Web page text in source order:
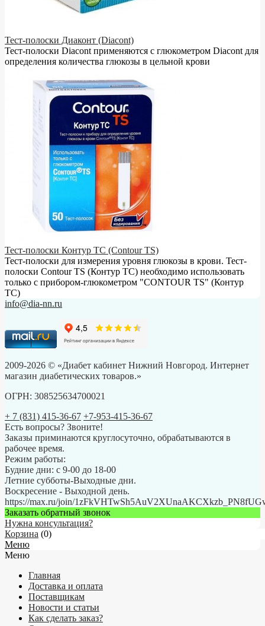
Тест-полоски Диаконт (Diacont)
Тест-полоски Diacont применяются с глюкометром Diacont для
определения количества глюкозы в цельной крови
Тест-полоски Контур ТС (Contour TS)
Тест-полоски для измерения уровня глюкозы в крови. Тест-
полоски Contour TS (Контур ТС) необходимо использовать
только с прибором-глюкометром "CONTOUR TS" (Контур
ТС)
info@dia-nn.ru
2009-2026 © «Диабет кабинет Нижний Новгород. Интернет
магазин диабетических товаров.»
ОГРН: 308525634700021
+ 7 (831) 415-36-67 +7-953-415-36-67
Есть вопросы? Звоните!
Заказы приминаются круглосуточно, обрабатываются в
рабочее время.
Режим работы:
Будние дни: с 9-00 до 18-00
Летние субботы-Выходные дни.
Воскресение - Выходной день.
https://max.ru/join/
Заказать обратный звонок
Нужна консультация?
Корзина (0)
Меню
Меню
Главная
Доставка и оплата
Поставщикам
Новости и статьи
Как сделать заказ?